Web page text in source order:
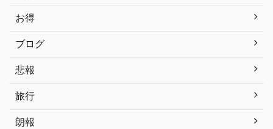
お得
ブログ
悲報
旅行
朗報